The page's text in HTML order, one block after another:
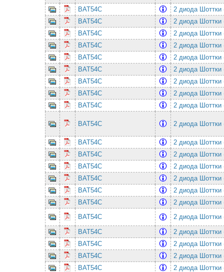
BAT54C
2 диода
BAT54C
2 диода
BAT54C
2 диода
BAT54C
2 диода
BAT54C
2 диода
BAT54C
2 диода
BAT54C
2 диода
BAT54C
2 диода
BAT54C
2 диода
BAT54C 2 диода
BAT54C
2 диода
BAT54C
2 диода
BAT54C
2 диода
BAT54C
2 диода
BAT54C
2 диода
BAT54C
2 диода
BAT54C
2 диода
BAT54C
2 диода
BAT54C
2 диода
BAT54C
2 диода
BAT54C
2 диода